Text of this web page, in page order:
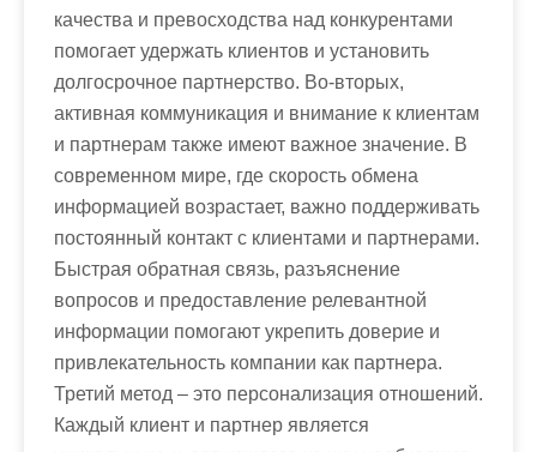
качества и превосходства над конкурентами
помогает удержать клиентов и установить
долгосрочное партнерство. Во-вторых,
активная коммуникация и внимание к клиентам
и партнерам также имеют важное значение. В
современном мире, где скорость обмена
информацией возрастает, важно поддерживать
постоянный контакт с клиентами и партнерами.
Быстрая обратная связь, разъяснение
вопросов и предоставление релевантной
информации помогают укрепить доверие и
привлекательность компании как партнера.
Третий метод – это персонализация отношений.
Каждый клиент и партнер является